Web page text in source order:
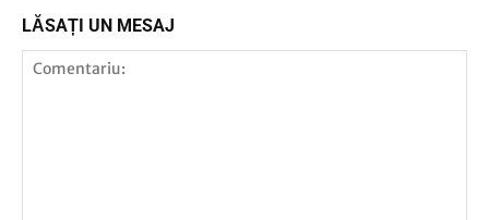
LĂSAȚI UN MESAJ